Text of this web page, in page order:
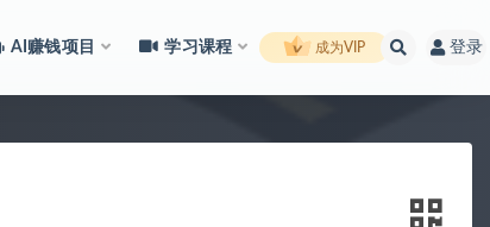
AI赚钱项目 学习课程 成为VIP 登录